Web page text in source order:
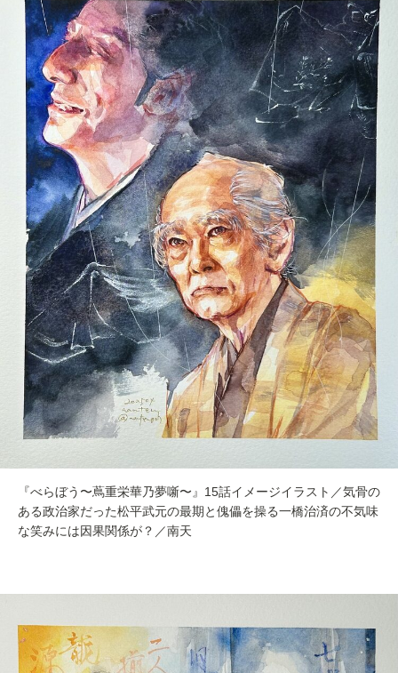
『べらぼう〜蔦重栄華乃夢噺〜』15話イメージイラスト／気骨の
ある政治家だった松平武元の最期と傀儡を操る一橋治済の不気味
な笑みには因果関係が？／南天